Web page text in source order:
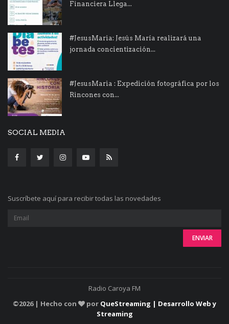
Financiera Llega...
#JesusMaria: Jesús María realizará una
jornada concientización...
#JesusMaria : Expedición fotográfica por los
Rincones con...
SOCIAL MEDIA
Suscríbete aquí para recibir todas las novedades
Radio Caroya FM
©2026 | Hecho con por QueStreaming | Desarrollo Web y
Streaming